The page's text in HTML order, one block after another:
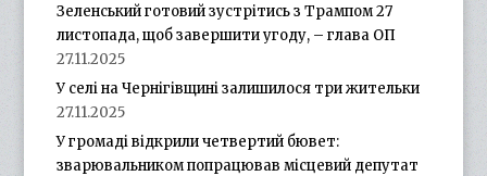
Зеленський готовий зустрітись з Трампом 27
листопада, щоб завершити угоду, – глава ОП
27.11.2025
У селі на Чернігівщині залишилося три жительки
27.11.2025
У громаді відкрили четвертий бювет:
зварювальником попрацював місцевий депутат